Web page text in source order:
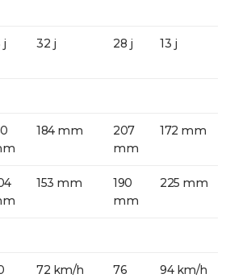
j 32 j 28 j 13 j
184 mm
207
mm
172 mm
153 mm
190
mm
225 mm
72 km/h
76
94 km/h